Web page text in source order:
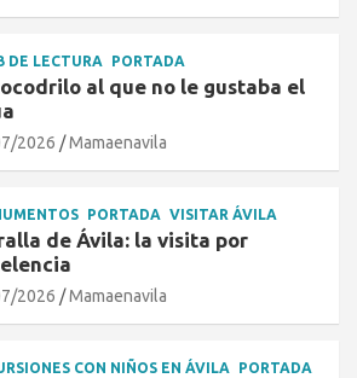
DE LECTURA PORTADA
al que no le gustaba el
2026 Mamaenavila
PORTADA VISITAR ÁVILA
de Ávila: la visita por
2026 Mamaenavila
CON NIÑOS EN ÁVILA PORTADA